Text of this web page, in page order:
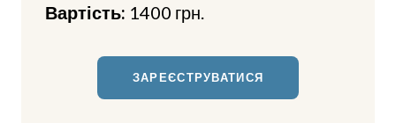
Вартість: 1400 грн.
ЗАРЕЄСТРУВАТИСЯ